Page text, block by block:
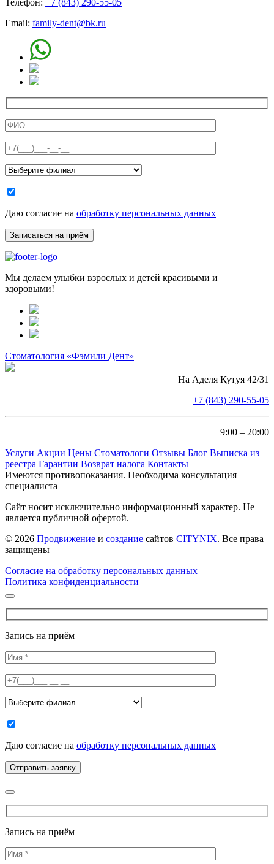
Email: family-dent@bk.ru
Даю согласие на обработку персональных данных
Мы делаем улыбки взрослых и детей красивыми и
здоровыми!
Стоматология «Фэмили Дент»
На Аделя Кутуя 42/31
+7 (843) 290-55-05
9:00 – 20:00
Услуги Акции Цены Стоматологи Отзывы Блог Выписка из
реестра Гарантии Возврат налога Контакты
Имеются противопоказания. Необходима консультация
специалиста
Сайт носит исключительно информационный характер. Не
является публичной офертой.
© 2026 Продвижение и создание сайтов CITYNIX. Все права
защищены
Согласие на обработку персональных данных
Политика конфиденциальности
Запись на приём
Даю согласие на обработку персональных данных
Запись на приём